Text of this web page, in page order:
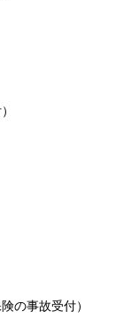
の事故受付）